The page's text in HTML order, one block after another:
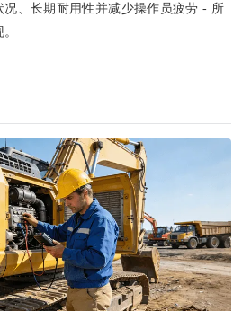
、长期耐用性并减少操作员疲劳 - 所